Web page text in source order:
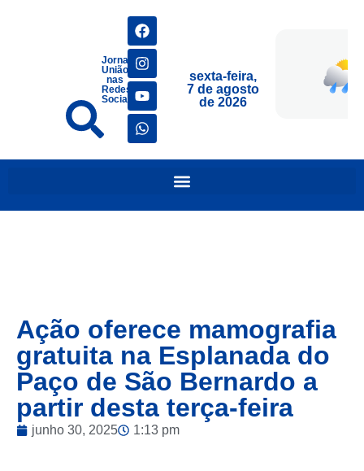
Jornais
União
nas
Redes
Sociais
sexta-feira,
7 de agosto
de 2026
Ação oferece mamografia
gratuita na Esplanada do
Paço de São Bernardo a
partir desta terça-feira
junho 30, 2025 1:13 pm